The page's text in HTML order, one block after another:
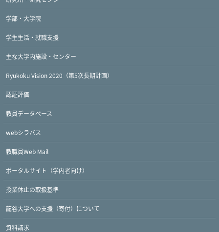
学部・大学院
学生生活・就職支援
主な大学内施設・センター
Ryukoku Vision 2020（第5次長期計画）
認証評価
教員データベース
webシラバス
教職員Web Mail
ポータルサイト（学内者向け）
授業休止の取扱基準
龍谷大学への支援（寄付）について
資料請求